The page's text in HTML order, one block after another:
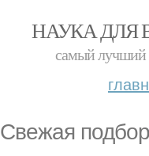
НАУКА ДЛЯ
самый лучший
Свежая